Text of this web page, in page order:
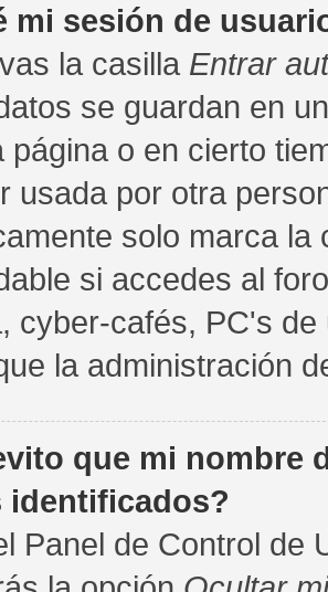
mi sesión de
la casilla Entrar
se guardan en
página o en cierto
usada por otra
solo marca la
si accedes al
cyber-cafés, PC's
la administración
que mi nombre
identificados?
Panel de Control de